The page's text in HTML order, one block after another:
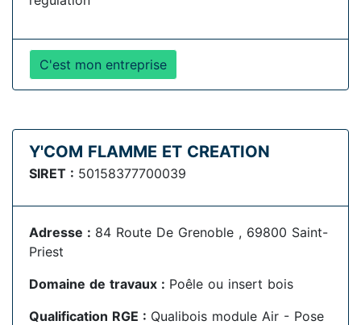
C'est mon entreprise
Y'COM FLAMME ET CREATION
SIRET : 50158377700039
Adresse : 84 Route De Grenoble , 69800 Saint-
Priest
Domaine de travaux : Poêle ou insert bois
Qualification RGE : Qualibois module Air - Pose